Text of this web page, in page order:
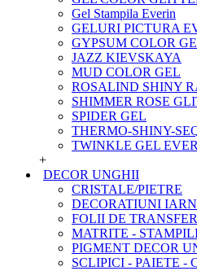
Gel Stampila Everin
GELURI PICTURA
GYPSUM COLOR
JAZZ KIEVSKAYA
MUD COLOR GEL
ROSALIND SHINY
SHIMMER ROSE
SPIDER GEL
THERMO-SHINY-
TWINKLE GEL
+
DECOR UNGHII
CRISTALE/PIETRE
DECORATIUNI
FOLII DE TRANSFER
MATRITE -
PIGMENT DECOR
SCLIPICI - PAIETE -